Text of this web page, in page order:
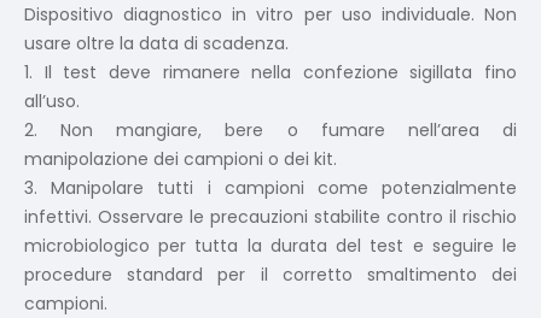
Dispositivo diagnostico in vitro per uso individuale. Non
usare oltre la data di scadenza.
1. Il test deve rimanere nella confezione sigillata fino
all’uso.
2. Non mangiare, bere o fumare nell’area di
manipolazione dei campioni o dei kit.
3. Manipolare tutti i campioni come potenzialmente
infettivi. Osservare le precauzioni stabilite contro il rischio
microbiologico per tutta la durata del test e seguire le
procedure standard per il corretto smaltimento dei
campioni.